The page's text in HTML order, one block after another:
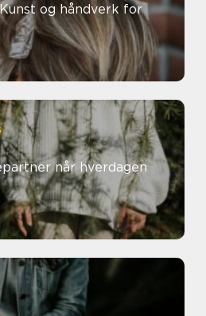
og håndverk for
når hverdagen